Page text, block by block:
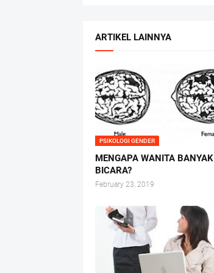
ARTIKEL LAINNYA
PSIKOLOGI GENDER
MENGAPA WANITA BANYAK
BICARA?
February 23, 2019